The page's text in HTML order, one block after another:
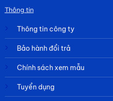
Thông tin
Thông tin công ty
Bảo hành đổi trả
Chính sách xem mẫu
Tuyển dụng